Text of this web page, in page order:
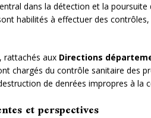
dans la détection et la
habilités à effectuer des
rattachés aux Directions
chargés du contrôle sanitaire des
de denrées impropres à la
et perspectives